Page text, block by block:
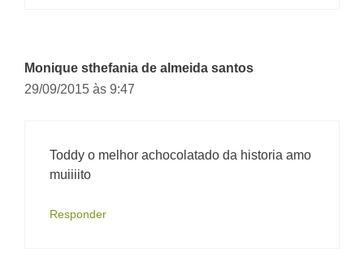
Monique sthefania de almeida santos
29/09/2015 às 9:47
Toddy o melhor achocolatado da historia amo
muiiiito
Responder